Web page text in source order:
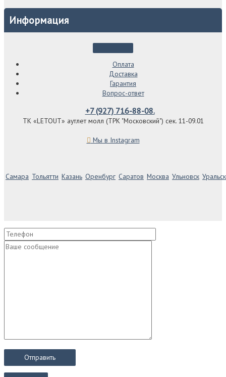
Информация
Оплата
Доставка
Гарантия
Вопрос-ответ
+7 (927) 716-88-08.
ТК «LETOUT» аутлет молл (ТРК "Московский") сек. 11-09.01
Мы в Instagram
Самара Тольятти Казань Оренбург Саратов Москва Ульновск Уральск